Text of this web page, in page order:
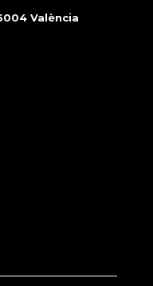
València